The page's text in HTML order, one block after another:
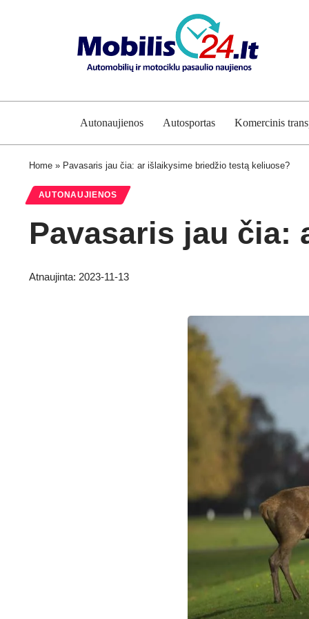
Autonaujienos Autosportas Komercinis
Home » Pavasaris jau čia: ar išlaikysime briedžio testą keliuose?
AUTONAUJIENOS
Pavasaris jau čia:
Atnaujinta: 2023-11-13